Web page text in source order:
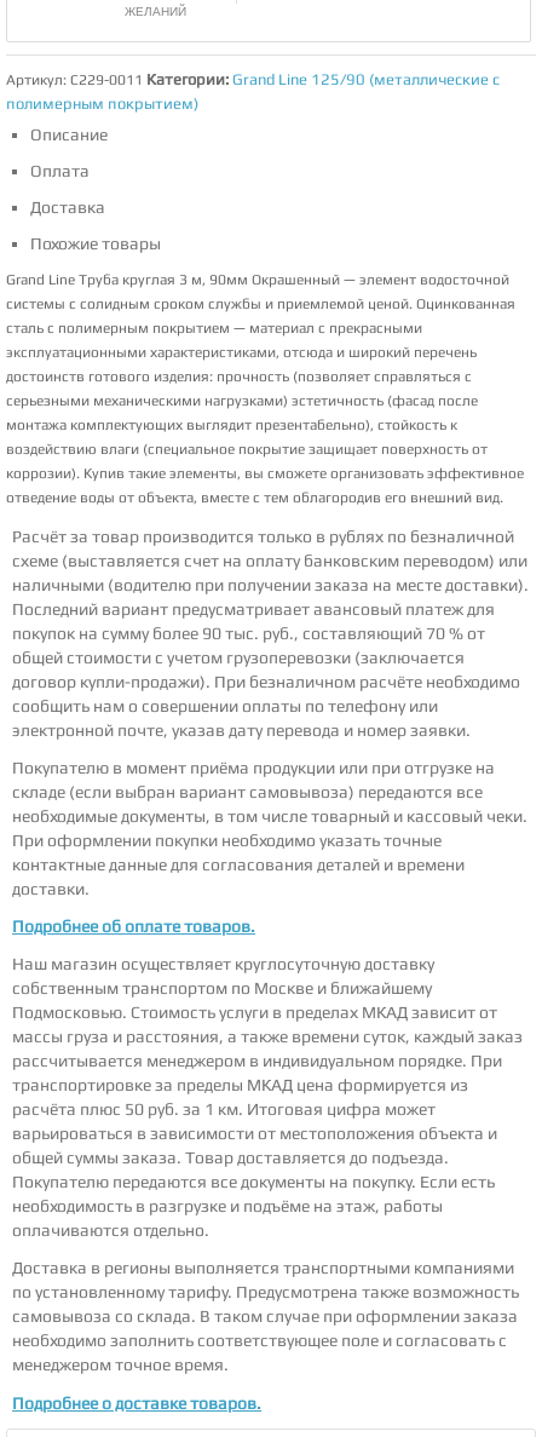
ЖЕЛАНИЙ
Артикул: C229-0011 Категории: Grand Line 125/90 (металлические с
полимерным покрытием)
Описание
Оплата
Доставка
Похожие товары
Grand Line Труба круглая 3 м, 90мм Окрашенный — элемент водосточной
системы с солидным сроком службы и приемлемой ценой. Оцинкованная
сталь с полимерным покрытием — материал с прекрасными
эксплуатационными характеристиками, отсюда и широкий перечень
достоинств готового изделия: прочность (позволяет справляться с
серьезными механическими нагрузками) эстетичность (фасад после
монтажа комплектующих выглядит презентабельно), стойкость к
воздействию влаги (специальное покрытие защищает поверхность от
коррозии). Купив такие элементы, вы сможете организовать эффективное
отведение воды от объекта, вместе с тем облагородив его внешний вид.
Расчёт за товар производится только в рублях по безналичной
схеме (выставляется счет на оплату банковским переводом) или
наличными (водителю при получении заказа на месте доставки).
Последний вариант предусматривает авансовый платеж для
покупок на сумму более 90 тыс. руб., составляющий 70 % от
общей стоимости с учетом грузоперевозки (заключается
договор купли-продажи). При безналичном расчёте необходимо
сообщить нам о совершении оплаты по телефону или
электронной почте, указав дату перевода и номер заявки.
Покупателю в момент приёма продукции или при отгрузке на
складе (если выбран вариант самовывоза) передаются все
необходимые документы, в том числе товарный и кассовый чеки.
При оформлении покупки необходимо указать точные
контактные данные для согласования деталей и времени
доставки.
Подробнее об оплате товаров.
Наш магазин осуществляет круглосуточную доставку
собственным транспортом по Москве и ближайшему
Подмосковью. Стоимость услуги в пределах МКАД зависит от
массы груза и расстояния, а также времени суток, каждый заказ
рассчитывается менеджером в индивидуальном порядке. При
транспортировке за пределы МКАД цена формируется из
расчёта плюс 50 руб. за 1 км. Итоговая цифра может
варьироваться в зависимости от местоположения объекта и
общей суммы заказа. Товар доставляется до подъезда.
Покупателю передаются все документы на покупку. Если есть
необходимость в разгрузке и подъёме на этаж, работы
оплачиваются отдельно.
Доставка в регионы выполняется транспортными компаниями
по установленному тарифу. Предусмотрена также возможность
самовывоза со склада. В таком случае при оформлении заказа
необходимо заполнить соответствующее поле и согласовать с
менеджером точное время.
Подробнее о доставке товаров.